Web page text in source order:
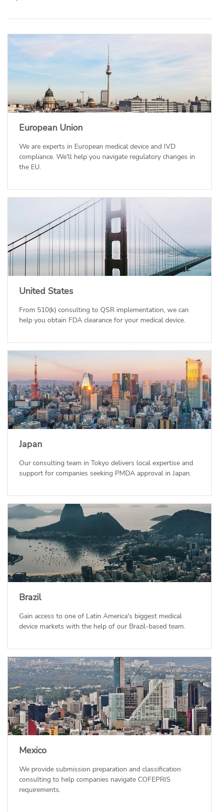
European Union
We are experts in European medical device and IVD
compliance. We'll help you navigate regulatory changes in
the EU.
United States
From 510(k) consulting to QSR implementation, we can
help you obtain FDA clearance for your medical device.
Japan
Our consulting team in Tokyo delivers local expertise and
support for companies seeking PMDA approval in Japan.
Brazil
Gain access to one of Latin America's biggest medical
device markets with the help of our Brazil-based team.
Mexico
We provide submission preparation and classification
consulting to help companies navigate COFEPRIS
requirements.